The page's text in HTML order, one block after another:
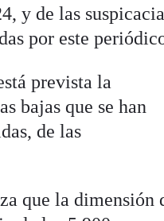
y de las
por este
prevista la
bajas que se han
de las
que la dimensión